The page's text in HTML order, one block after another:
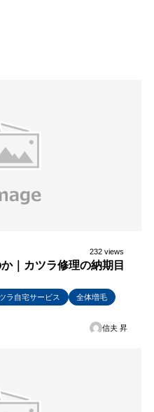
232 views
｜カツラ修理の納期目
ラ自宅サービス
全体増毛
信夫 昇